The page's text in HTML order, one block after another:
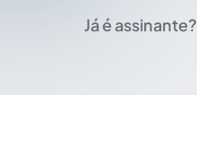
Já é assinante?